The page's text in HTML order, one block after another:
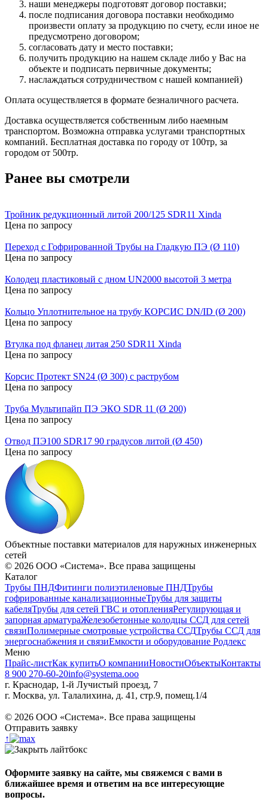
наши менеджеры подготовят договор поставки;
после подписания договора поставки необходимо
произвести оплату за продукцию по счету, если иное не
предусмотрено договором;
согласовать дату и место поставки;
получить продукцию на нашем складе либо у Вас на
объекте и подписать первичные документы;
наслаждаться сотрудничеством с нашей компанией)
Оплата осуществляется в формате безналичного расчета.
Доставка осуществляется собственным либо наемным
транспортом. Возможна отправка услугами транспортных
компаний. Бесплатная доставка по городу от 100тр, за
городом от 500тр.
Ранее вы смотрели
Тройник редукционный литой 200/125 SDR11 Xinda
Цена по запросу
Переход с Гофрированной Трубы на Гладкую ПЭ (Ø 110)
Цена по запросу
Колодец пластиковый с дном UN2000 высотой 3 метра
Цена по запросу
Кольцо Уплотнительное на трубу КОРСИС DN/ID (Ø 200)
Цена по запросу
Втулка под фланец литая 250 SDR11 Xinda
Цена по запросу
Корсис Протект SN24 (Ø 300) с раструбом
Цена по запросу
Труба Мультипайп ПЭ ЭКО SDR 11 (Ø 200)
Цена по запросу
Отвод ПЭ100 SDR17 90 градусов литой (Ø 450)
Цена по запросу
Объектные поставки материалов для наружных инженерных
сетей
© 2026 ООО «Система». Все права защищены
Каталог
Трубы ПНДФитинги полиэтиленовые ПНДТрубы
гофрированные канализационныеТрубы для защиты
кабеляТрубы для сетей ГВС и отопленияРегулирующая и
запорная арматураЖелезобетонные колодцы ССД для сетей
связиПолимерные смотровые устройства ССДТрубы ССД для
энергоснабжения и связиЕмкости и оборудование Родлекс
Меню
Прайс-листКак купитьО компанииНовостиОбъектыКонтакты
8 900 270-60-20info@systema.ooo
г. Краснодар, 1-й Лучистый проезд, 7
г. Москва, ул. Талалихина, д. 41, стр.9, помещ.1/4
© 2026 ООО «Система». Все права защищены
Отправить заявку
↑
Оформите заявку на сайте, мы свяжемся с вами в
ближайшее время и ответим на все интересующие
вопросы.